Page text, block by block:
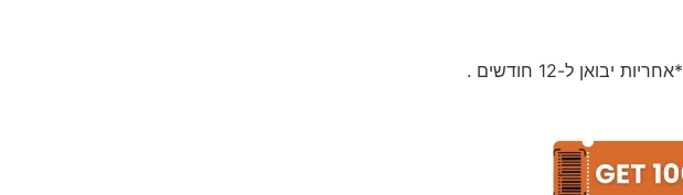
*אחריות יבואן ל-12 חודשים .